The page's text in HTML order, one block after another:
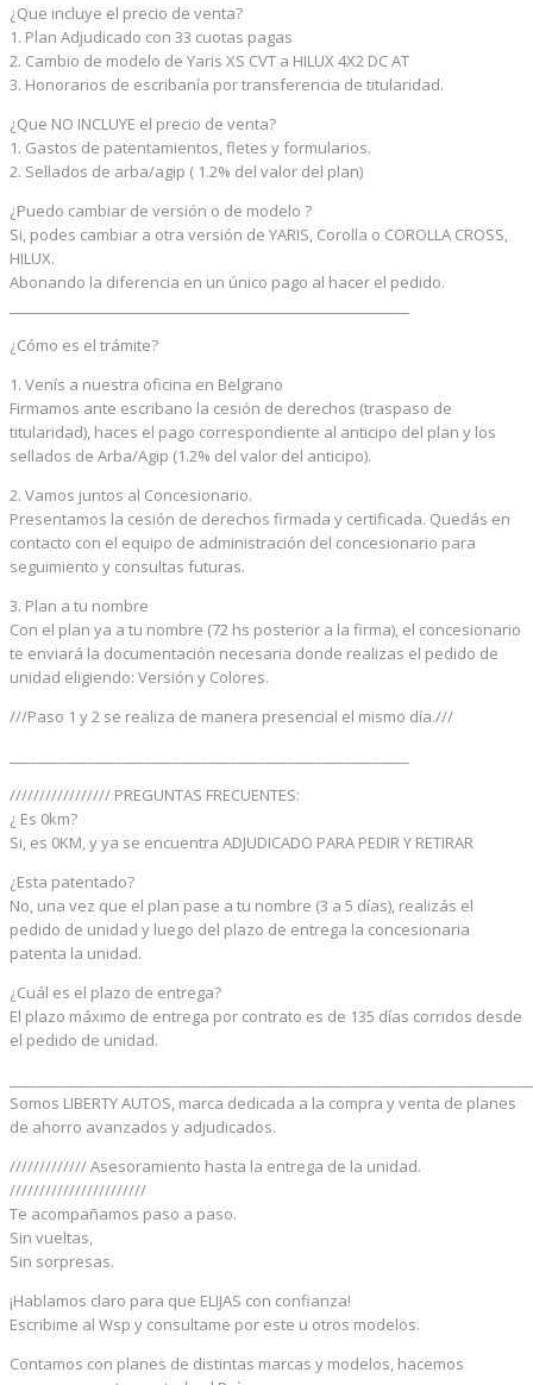
¿Que incluye el precio de venta?
1. Plan Adjudicado con 33 cuotas pagas
2. Cambio de modelo de Yaris XS CVT a HILUX 4X2 DC AT
3. Honorarios de escribanía por transferencia de titularidad.
¿Que NO INCLUYE el precio de venta?
1. Gastos de patentamientos, fletes y formularios.
2. Sellados de arba/agip ( 1.2% del valor del plan)
¿Puedo cambiar de versión o de modelo ?
Si, podes cambiar a otra versión de YARIS, Corolla o COROLLA CROSS,
HILUX.
Abonando la diferencia en un único pago al hacer el pedido.
¿Cómo es el trámite?
1. Venís a nuestra oficina en Belgrano
Firmamos ante escribano la cesión de derechos (traspaso de
titularidad), haces el pago correspondiente al anticipo del plan y los
sellados de Arba/Agip (1.2% del valor del anticipo).
2. Vamos juntos al Concesionario.
Presentamos la cesión de derechos firmada y certificada. Quedás en
contacto con el equipo de administración del concesionario para
seguimiento y consultas futuras.
3. Plan a tu nombre
Con el plan ya a tu nombre (72 hs posterior a la firma), el concesionario
te enviará la documentación necesaria donde realizas el pedido de
unidad eligiendo: Versión y Colores.
///Paso 1 y 2 se realiza de manera presencial el mismo día.///
///////////////// PREGUNTAS FRECUENTES:
¿ Es 0km?
Si, es 0KM, y ya se encuentra ADJUDICADO PARA PEDIR Y RETIRAR
¿Esta patentado?
No, una vez que el plan pase a tu nombre (3 a 5 días), realizás el
pedido de unidad y luego del plazo de entrega la concesionaria
patenta la unidad.
¿Cuál es el plazo de entrega?
El plazo máximo de entrega por contrato es de 135 días corridos desde
el pedido de unidad.
Somos LIBERTY AUTOS, marca dedicada a la compra y venta de planes
de ahorro avanzados y adjudicados.
///////////// Asesoramiento hasta la entrega de la unidad.
///////////////////////
Te acompañamos paso a paso.
Sin vueltas,
Sin sorpresas.
¡Hablamos claro para que ELIJAS con confianza!
Escribime al Wsp y consultame por este u otros modelos.
Contamos con planes de distintas marcas y modelos, hacemos